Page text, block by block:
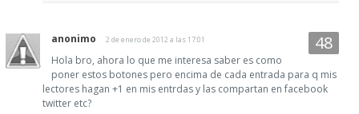
anonimo 2 de enero de 2012 a las 17:01
Hola bro, ahora lo que me interesa saber es como
poner estos botones pero encima de cada entrada para q mis
lectores hagan +1 en mis entrdas y las compartan en facebook
twitter etc?